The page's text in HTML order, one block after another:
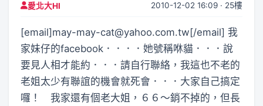
愛北大HI 2010-12-02 16:09 · 25樓
[email]may-may-cat@yahoo.com.tw[/email] 我
家妹仔的facebook．．．．她號稱咻貓．．．說
要見人相才能約．．．請自行聯絡，我這也不老的
老姐太少有聯誼的機會就死會．．．大家自己搞定
囉！ 我家還有個老大姐，６６～銷不掉的，但長